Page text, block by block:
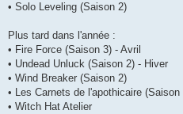
• Solo Leveling (Saison 2)
Plus tard dans l'année :
• Fire Force (Saison 3) - Avril
• Undead Unluck (Saison 2) - Hiver
• Wind Breaker (Saison 2)
• Les Carnets de l'apothicaire (Saison
• Witch Hat Atelier